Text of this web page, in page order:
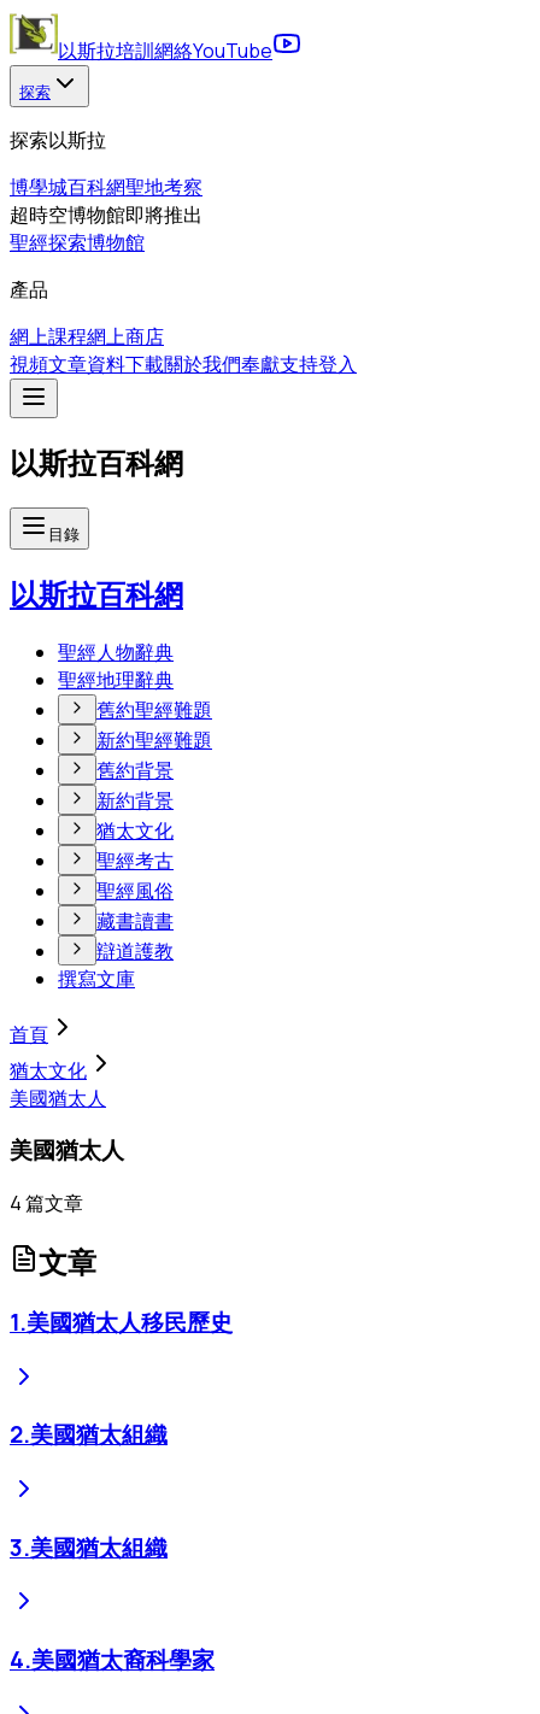
以斯拉培訓網絡YouTube
探索
探索以斯拉
博學城百科網聖地考察
超時空博物館即將推出
聖經探索博物館
產品
網上課程網上商店
視頻文章資料下載關於我們奉獻支持登入
以斯拉百科網
目錄
以斯拉百科網
聖經人物辭典
聖經地理辭典
舊約聖經難題
新約聖經難題
舊約背景
新約背景
猶太文化
聖經考古
聖經風俗
藏書讀書
辯道護教
撰寫文庫
首頁
猶太文化
美國猶太人
美國猶太人
4篇文章
文章
1.美國猶太人移民歷史
2.美國猶太組織
3.美國猶太組織
4.美國猶太裔科學家